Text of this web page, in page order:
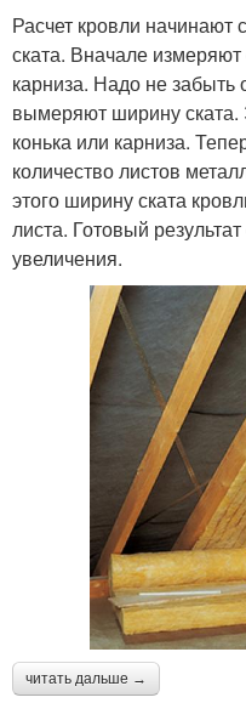
Расчет кровли начинают
ската. Вначале измеряют
карниза. Надо не
вымеряют ширину
конька или карниза.
количество листов
этого ширину ската
листа. Готовый
увеличения.
читать дальше →